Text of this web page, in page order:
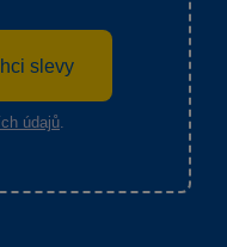
slevy
údajů